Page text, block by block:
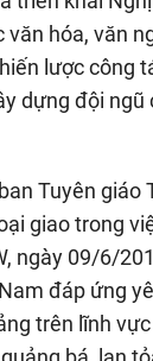
hóa, văn
lược công
dựng đội ngũ
Tuyên giáo
giao trong
ngày 09/6/
đáp ứng
trên lĩnh